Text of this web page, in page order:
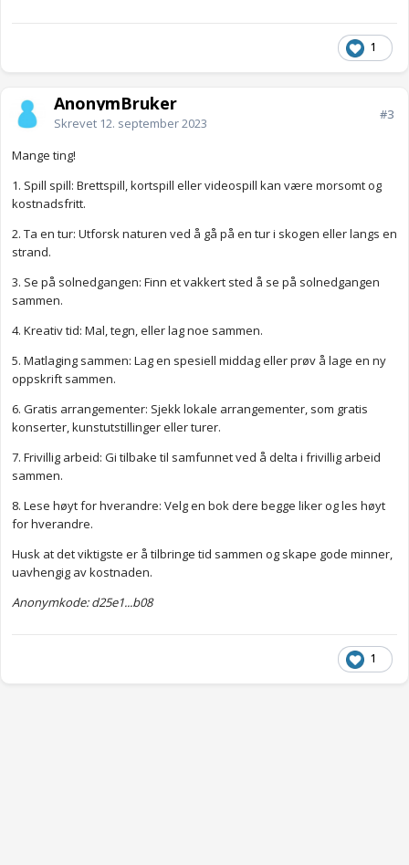
1
AnonymBruker
Skrevet 12. september 2023
#3
Mange ting!
1. Spill spill: Brettspill, kortspill eller videospill kan være morsomt og
kostnadsfritt.
2. Ta en tur: Utforsk naturen ved å gå på en tur i skogen eller langs en
strand.
3. Se på solnedgangen: Finn et vakkert sted å se på solnedgangen
sammen.
4. Kreativ tid: Mal, tegn, eller lag noe sammen.
5. Matlaging sammen: Lag en spesiell middag eller prøv å lage en ny
oppskrift sammen.
6. Gratis arrangementer: Sjekk lokale arrangementer, som gratis
konserter, kunstutstillinger eller turer.
7. Frivillig arbeid: Gi tilbake til samfunnet ved å delta i frivillig arbeid
sammen.
8. Lese høyt for hverandre: Velg en bok dere begge liker og les høyt
for hverandre.
Husk at det viktigste er å tilbringe tid sammen og skape gode minner,
uavhengig av kostnaden.
Anonymkode: d25e1...b08
1